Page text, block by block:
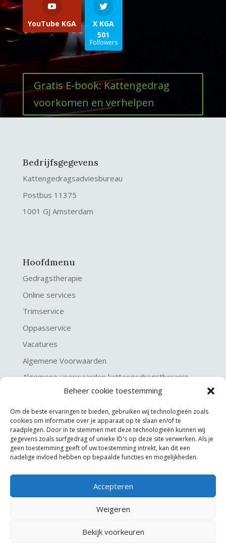
Beheer cookie toestemming
Om de beste ervaringen te bieden, gebruiken wij technologieën zoals
cookies om informatie over je apparaat op te slaan en/of te
raadplegen. Door in te stemmen met deze technologieën kunnen wij
gegevens zoals surfgedrag of unieke ID's op deze site verwerken. Als je
geen toestemming geeft of uw toestemming intrekt, kan dit een
nadelige invloed hebben op bepaalde functies en mogelijkheden.
Accepteren
Weigeren
Bekijk voorkeuren
YouTube KGA
X KGA
501
Followers
Gratis E-book: Kattengedrag
voorkomen en verhelpen
Bedrijfsgegevens
Kattengedragsadviesbureau
Postbus 11375
1001 GJ Amsterdam
Hoofdmenu
Gedragstherapie
Online services
Trimservice
Oppasservice
Vacatures
Algemene Voorwaarden
Algemene voorwaarden kattengedragstherapie
Privacy verklaring
Disclaimer & Copyright
©KGA Kattengedragsadviesbureau
JoSiJo / Joost van Riel